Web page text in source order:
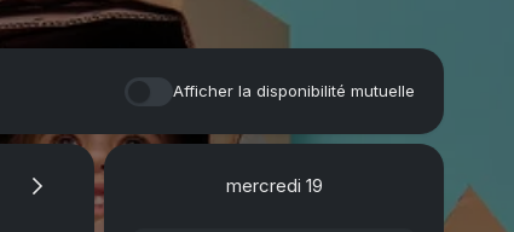
Afficher la disponibilité mutuelle
mercredi 19